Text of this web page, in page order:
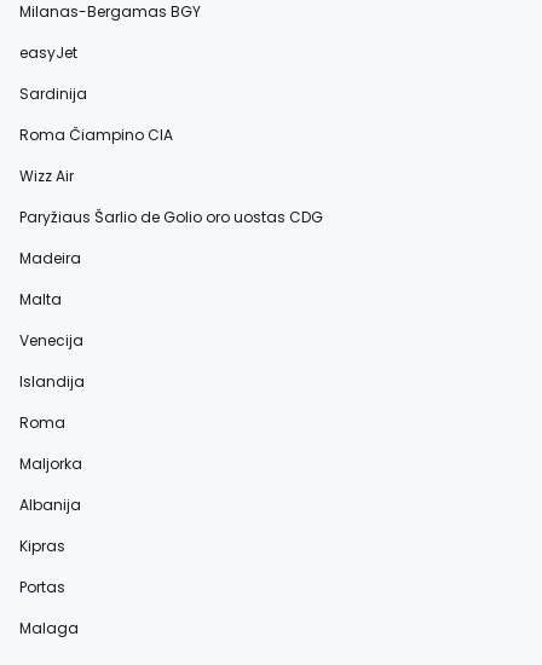
Milanas-Bergamas BGY
easyJet
Sardinija
Roma Čiampino CIA
Wizz Air
Paryžiaus Šarlio de Golio oro uostas CDG
Madeira
Malta
Venecija
Islandija
Roma
Maljorka
Albanija
Kipras
Portas
Malaga